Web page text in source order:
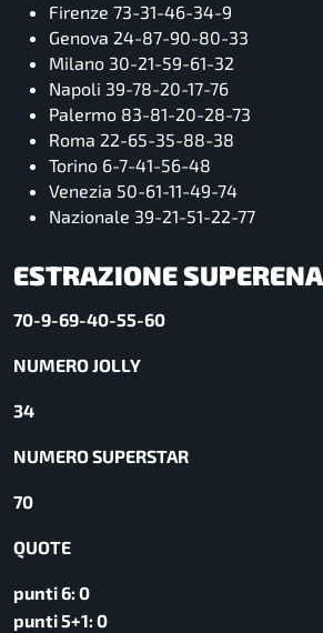
Firenze 73-31-46-34-9
Genova 24-87-90-80-33
Milano 30-21-59-61-32
Napoli 39-78-20-17-76
Palermo 83-81-20-28-73
Roma 22-65-35-88-38
Torino 6-7-41-56-48
Venezia 50-61-11-49-74
Nazionale 39-21-51-22-77
ESTRAZIONE
70-9-69-40-55-60
NUMERO JOLLY
34
NUMERO SUPERSTAR
70
QUOTE
punti 6: 0
punti 5+1: 0